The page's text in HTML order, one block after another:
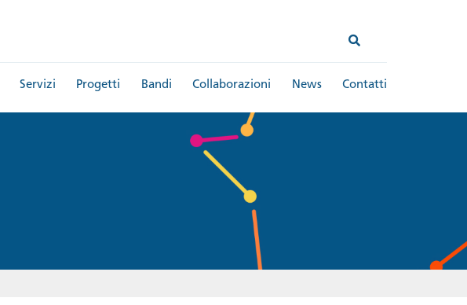
Servizi Progetti Bandi Collaborazioni News Contatti